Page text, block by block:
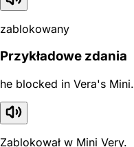
zablokowany
Przykładowe zdania
he blocked in Vera's Mini.
Zablokował w Mini Very.